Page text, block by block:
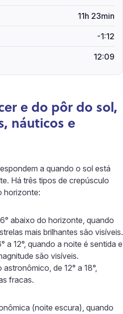
11h 23min
-1:12
12:09
e do pôr do sol,
náuticos e
a quando o sol está
Há três tipos de crepúsculo
horizonte:
abaixo do horizonte, quando
mais brilhantes são visíveis.
a 12°, quando a noite é sentida e
são visíveis.
de 12° a 18°,
fracas.
(noite escura), quando